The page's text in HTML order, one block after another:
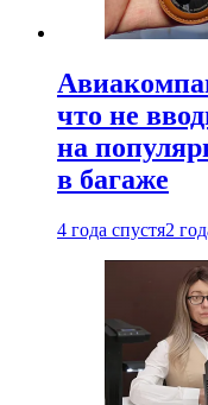
что не
на
в багаже
4 года спустя2